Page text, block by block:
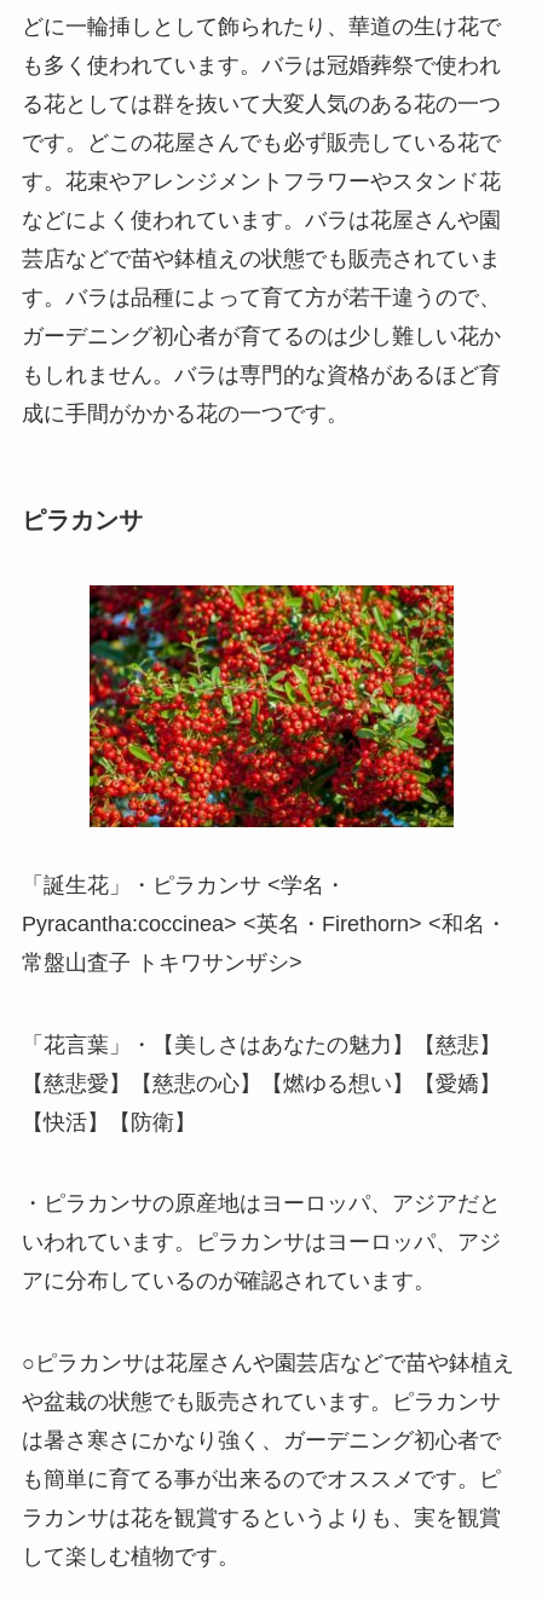
どに一輪挿しとして飾られたり、華道の生け花で
も多く使われています。バラは冠婚葬祭で使われ
る花としては群を抜いて大変人気のある花の一つ
です。どこの花屋さんでも必ず販売している花で
す。花束やアレンジメントフラワーやスタンド花
などによく使われています。バラは花屋さんや園
芸店などで苗や鉢植えの状態でも販売されていま
す。バラは品種によって育て方が若干違うので、
ガーデニング初心者が育てるのは少し難しい花か
もしれません。バラは専門的な資格があるほど育
成に手間がかかる花の一つです。
ピラカンサ
「誕生花」・ピラカンサ <学名・
Pyracantha:coccinea> <英名・Firethorn> <和名・
常盤山査子 トキワサンザシ>
「花言葉」・【美しさはあなたの魅力】【慈悲】
【慈悲愛】【慈悲の心】【燃ゆる想い】【愛嬌】
【快活】【防衛】
・ピラカンサの原産地はヨーロッパ、アジアだと
いわれています。ピラカンサはヨーロッパ、アジ
アに分布しているのが確認されています。
○ピラカンサは花屋さんや園芸店などで苗や鉢植え
や盆栽の状態でも販売されています。ピラカンサ
は暑さ寒さにかなり強く、ガーデニング初心者で
も簡単に育てる事が出来るのでオススメです。ピ
ラカンサは花を観賞するというよりも、実を観賞
して楽しむ植物です。